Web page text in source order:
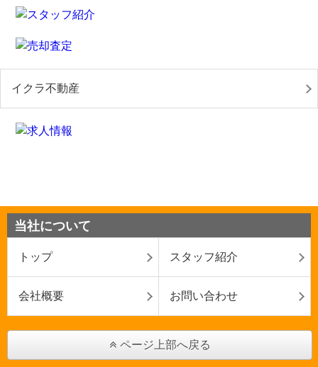
イクラ不動産
当社について
トップ スタッフ紹介
会社概要 お問い合わせ
ページ上部へ戻る